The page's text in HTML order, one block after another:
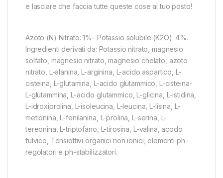
e lasciare che faccia tutte queste cose al tuo posto!
Azoto (N) Nitrato: 1%- Potassio solubile (K2O): 4%.
Ingredienti derivati da: Potassio nitrato, magnesio
solfato, magnesio nitrato, magnesio chelato, azoto
nitrato, L-alanina, L-arginina, L-acido aspartico, L-
cisteina, L-glutamina, L-acido glutammico, L-cisteina-
L-glutammina, L-acido glutammico, L-glicina, L-istidina,
L-idroxiprolina, L-isoleucina, L-leucina, L-lisina, L-
metionina, L-fenilanina, L-prolina, L-serina, L-
tereonina, L-triptofano, L-tirosina, L-valina, acodo
fulvico, Tensiottivi organici non ionici, elementi ph-
regolatori e ph-stabilizzatori.